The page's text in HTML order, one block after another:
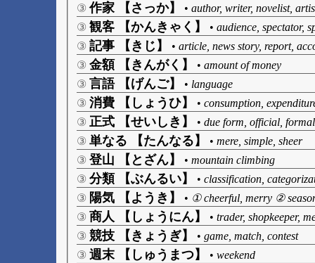
③ 作家 【さっか】 • author, writer, novelist,
③ 観客 【かんきゃく】 • audience, spectator,
③ 記事 【きじ】 • article, news story, report,
③ 金額 【きんがく】 • amount of money
③ 言語 【げんご】 • language
③ 消費 【しょうひ】 • consumption,
③ 正式 【せいしき】 • due form, official,
③ 単なる 【たんなる】 • mere, simple, sheer
③ 登山 【とざん】 • mountain climbing
③ 分類 【ぶんるい】 • classification,
③ 陽気 【ようき】 • ① cheerful, merry ②
③ 商人 【しょうにん】 • trader, shopkeeper,
③ 競技 【きょうぎ】 • game, match, contest
③ 週末 【しゅうまつ】 • weekend